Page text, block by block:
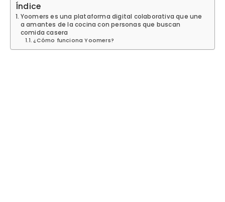
Índice
Yoomers es una plataforma digital colaborativa que une
a amantes de la cocina con personas que buscan
comida casera
¿Cómo funciona Yoomers?